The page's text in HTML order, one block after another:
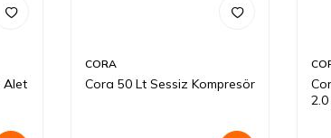
Alet
CORA
Cora 50 Lt Sessiz Kompresör
2.0